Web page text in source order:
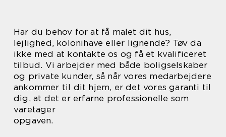
Har du behov for at få malet dit hus,
lejlighed, kolonihave eller lignende? Tøv da
ikke med at kontakte os og få et kvalificeret
tilbud. Vi arbejder med både boligselskaber
og private kunder, så når vores medarbejdere
ankommer til dit hjem, er det vores garanti til
dig, at det er erfarne professionelle som
varetager
opgaven.